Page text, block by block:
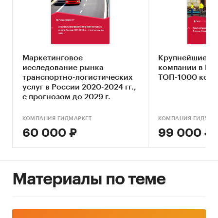
Оценка текущих тенденций и перспектив
развития рынка
Анализ влияния кризисов на отрасль
Составление прогноза развития рынка до
2030 г.
Основные блоки исследования:
Ключевые компоненты рынка
Влияние макросреды
Оценка степени конкуренции
Методология прогнозирования
Базы данных государственных органов
Маркетинговое
исследование рынка
транспортно-логистических
услуг в России 2020-2024 гг.,
с прогнозом до 2029 г.
КОМПАНИЯ ГИДМАРКЕТ
60 000 ₽
Крупнейшие
компании в
ТОП-1000
КОМПАНИЯ
99 000 ₽
Материалы по теме